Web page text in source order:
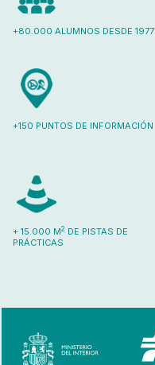
+80.000 ALUMNOS DESDE 1977
+150 PUNTOS DE INFORMACIÓN
+ 15.000 M2 DE PISTAS DE
PRÁCTICAS